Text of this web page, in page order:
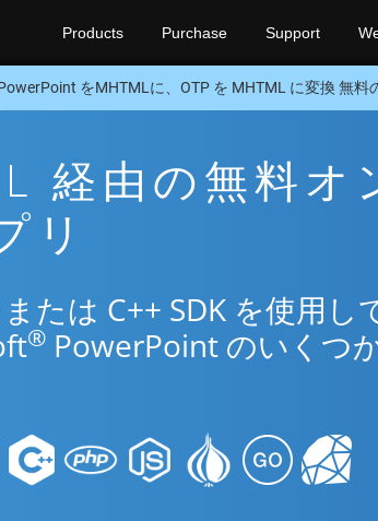
Products Purchase Support
をMHTMLに、OTP を MHTML に変換 無料
経由の無料オ
リ
たは C++ SDK を使用し
® PowerPoint のいくつ